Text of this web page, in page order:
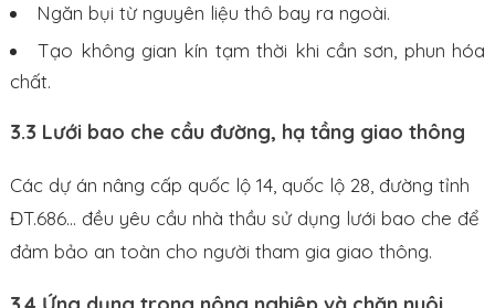
Ngăn bụi từ nguyên liệu thô bay ra ngoài.
Tạo không gian kín tạm thời khi cần sơn, phun hóa
chất.
3.3 Lưới bao che cầu đường, hạ tầng giao thông
Các dự án nâng cấp quốc lộ 14, quốc lộ 28, đường tỉnh
ĐT.686… đều yêu cầu nhà thầu sử dụng lưới bao che để
đảm bảo an toàn cho người tham gia giao thông.